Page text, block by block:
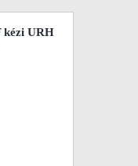
kézi URH